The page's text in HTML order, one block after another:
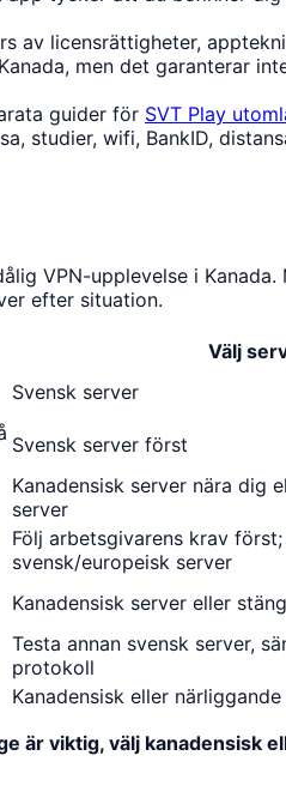
av licensrättigheter,
men det garanterar
guider för SVT Play
studier, wifi, BankID,
VPN-upplevelse i
efter situation.
Välj
Svensk server
Svensk server först
Kanadensisk server nära dig
server
Följ arbetsgivarens krav först;
svensk/europeisk server
Kanadensisk server eller
Testa annan svensk server,
protokoll
Kanadensisk eller
är viktig, välj kanadensisk